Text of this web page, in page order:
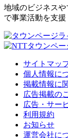
地域のビジネス
で事業活動を支援
サイトマッ
個人情報に
掲載情報に
広告掲載の
広告・サー
利用規約
お知らせ
運営会社に